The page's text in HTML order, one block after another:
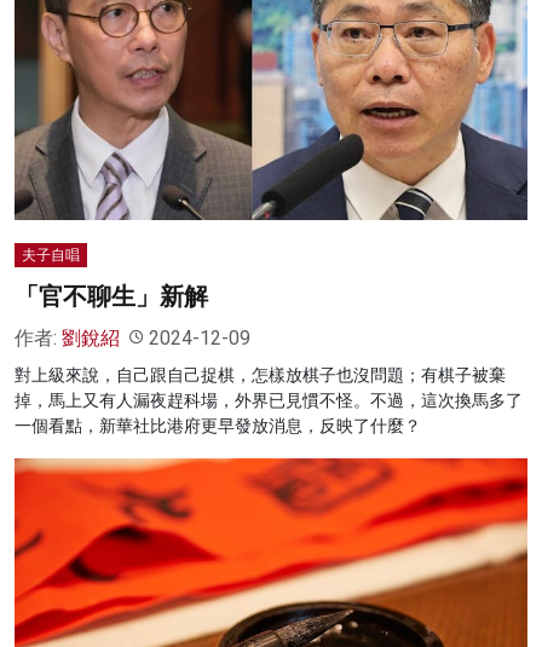
夫子自唱
「官不聊生」新解
作者: 劉銳紹 2024-12-09
對上級來說，自己跟自己捉棋，怎樣放棋子也沒問題；有棋子被棄
掉，馬上又有人漏夜趕科場，外界已見慣不怪。不過，這次換馬多了
一個看點，新華社比港府更早發放消息，反映了什麼？